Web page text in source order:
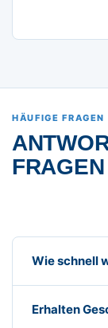
HÄUFIGE FRAGEN
FRAGEN
Wie schnell
Erhalten